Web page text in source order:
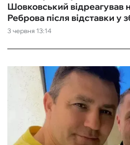
3 червня 13:14
Шовковський відреагував
Реброва після відставки у